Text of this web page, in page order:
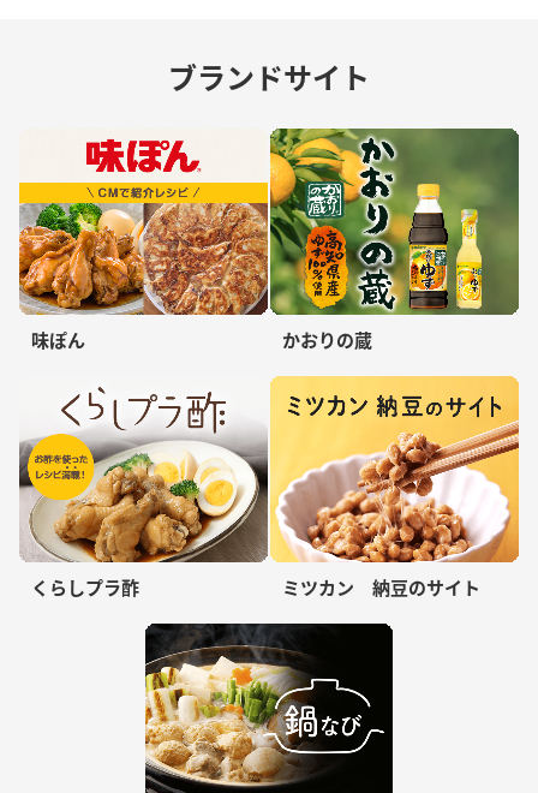
ブランドサイト
味ぽん かおりの蔵
くらしプラ酢 ミツカン 納豆のサイト